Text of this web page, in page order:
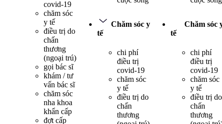
covid-19
chăm sóc
y tế
điều trị do
chấn
thương
(ngoại trú)
gọi bác sĩ
khám / tư
vấn bác sĩ
chăm sóc
nha khoa
khẩn cấp
đợt cấp
Chăm sóc y
tế
chi phí
điều trị
covid-19
chăm sóc
y tế
điều trị do
chấn
thương
Chăm sóc
tế
chi phí
điều trị
covid-19
chăm sóc
y tế
điều trị do
chấn
thương